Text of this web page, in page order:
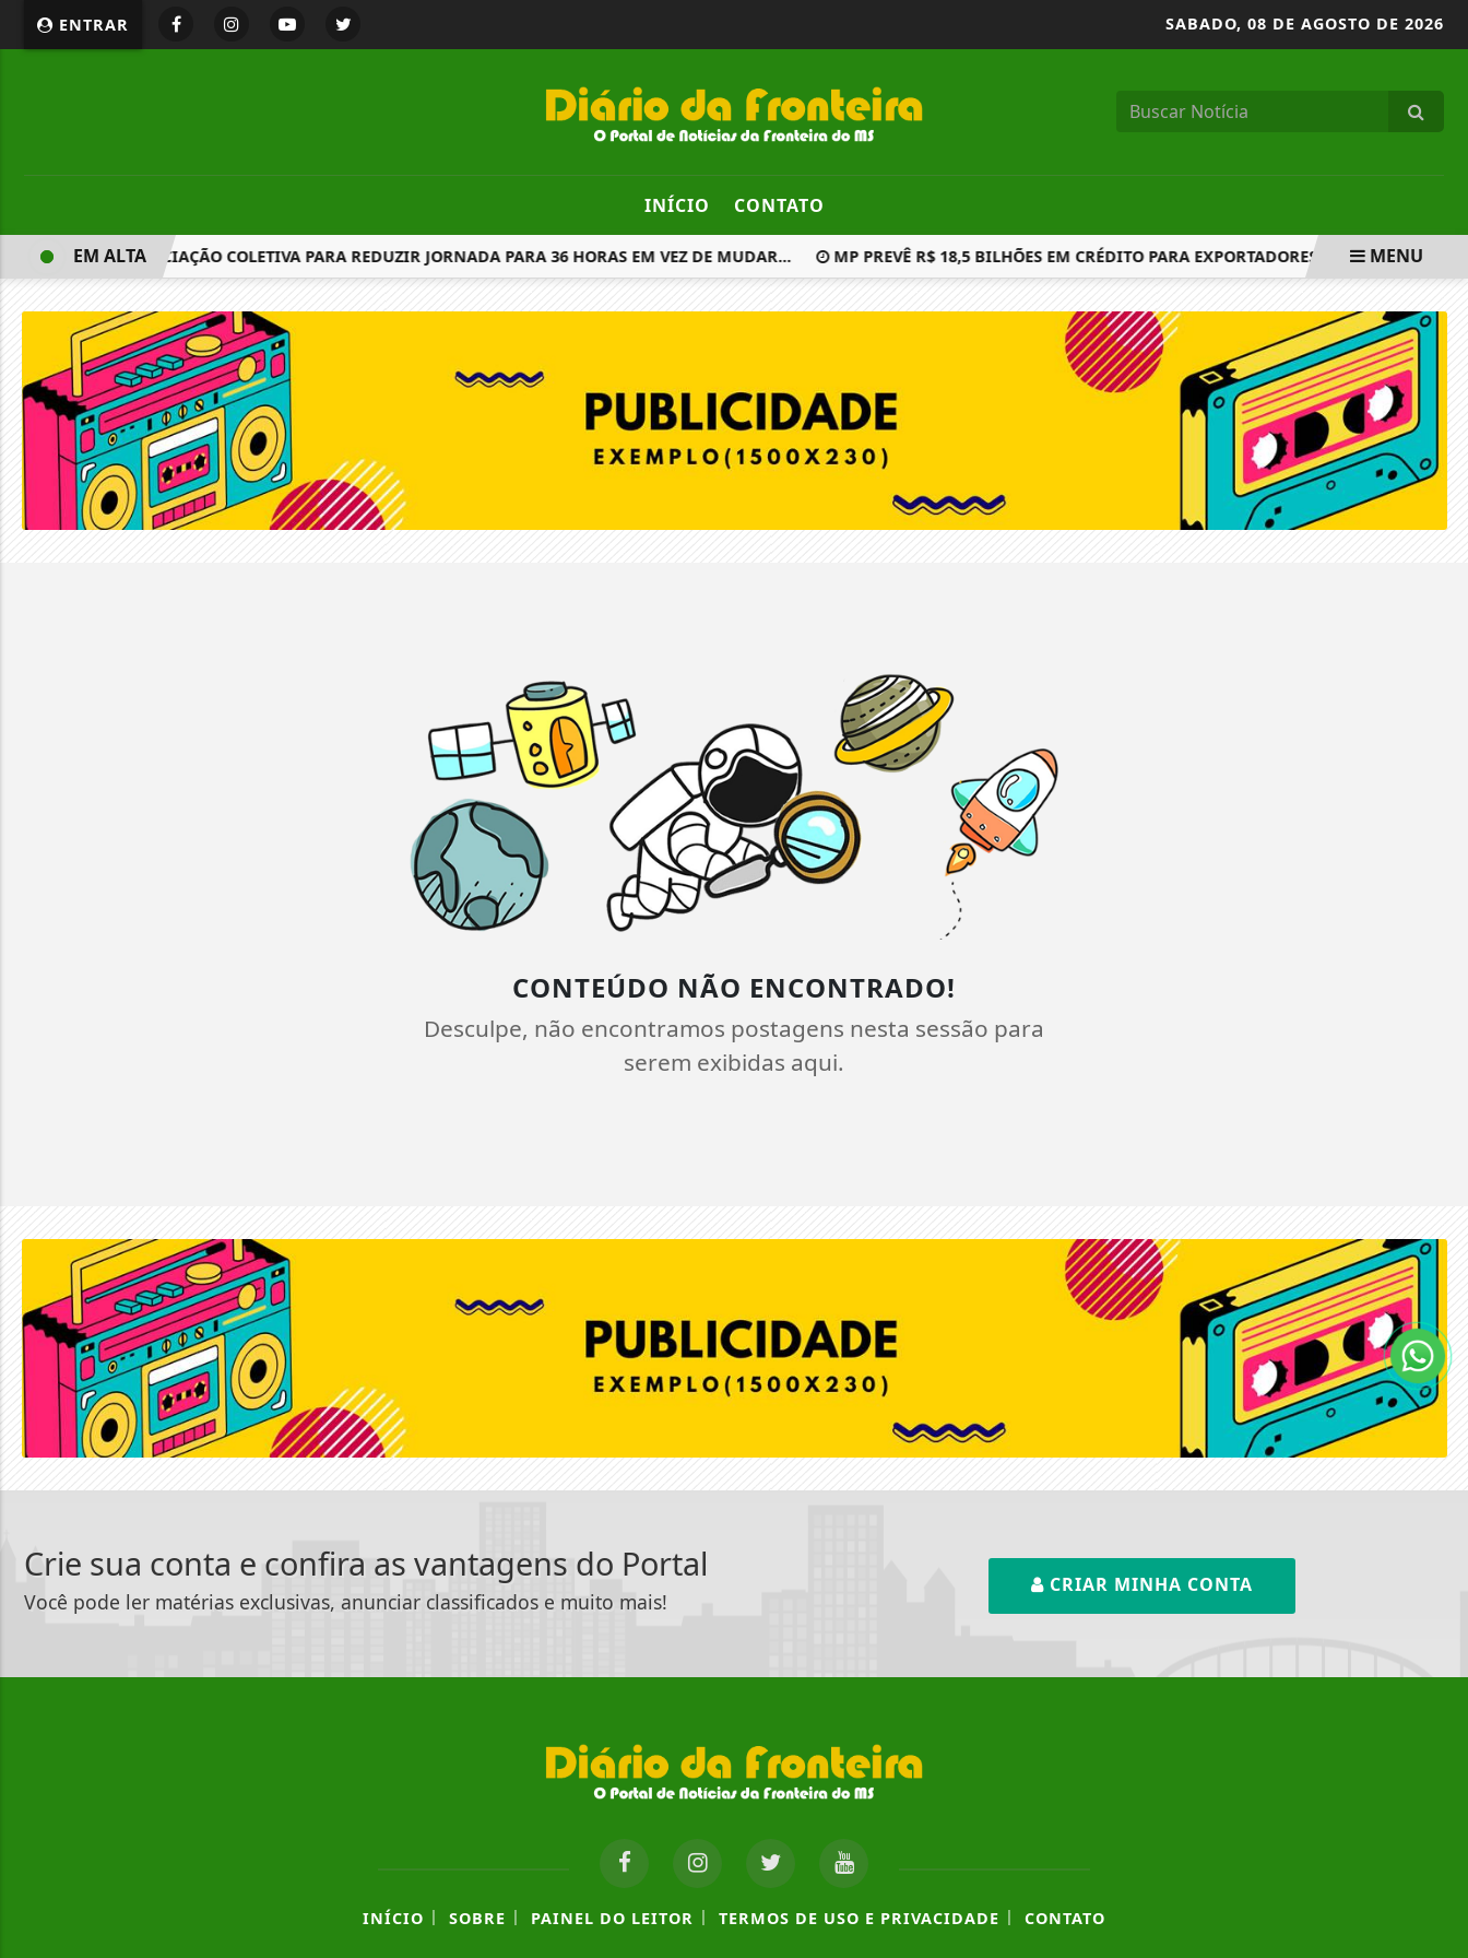
ENTRAR SABADO, 08 DE AGOSTO DE 2026
INÍCIO CONTATO
PROPÕEM NEGOCIAÇÃO COLETIVA PARA REDUZIR JORNADA PARA 36 HORAS EM VEZ DE MUDAR... MP PREVÊ R$ 18,5 BILHÕES EM CRÉDITO PARA EXPORTADORES AFETADOS POR
EM ALTA MENU
CONTEÚDO NÃO ENCONTRADO!
Desculpe, não encontramos postagens nesta sessão para
serem exibidas aqui.
Crie sua conta e confira as vantagens do Portal
Você pode ler matérias exclusivas, anunciar classificados e muito mais!
CRIAR MINHA CONTA
INÍCIO | SOBRE | PAINEL DO LEITOR | TERMOS DE USO E PRIVACIDADE | CONTATO